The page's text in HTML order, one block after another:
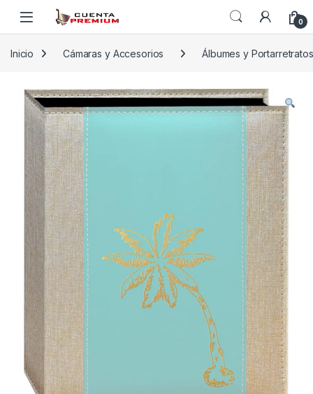
Skip to navigation
Skip to content
0
Inicio Cámaras y Accesorios Álbumes y Portarretratos